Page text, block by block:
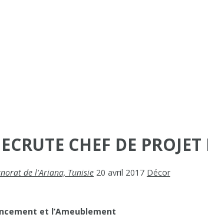
CHEF DE
de l'Ariana, Tunisie 20 avril 2017 Décor
et l’Ameublement